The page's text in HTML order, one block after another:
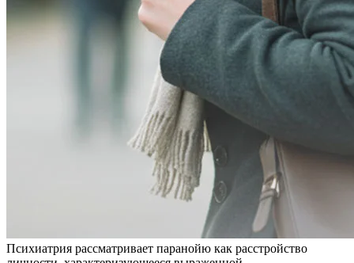
Психиатрия рассматривает паранойю как расстройство